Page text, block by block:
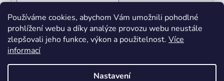
Používáme cookies, abychom Vám umožnili pohodlné
prohlížení webu a díky analýze provozu webu neustále
zlepšovali jeho funkce, výkon a použitelnost. Více
informací
Nastavení
Vložením e-mailu souhlasíte s
podmínkami ochrany
osobních údajů
PŘIHLÁSIT SE